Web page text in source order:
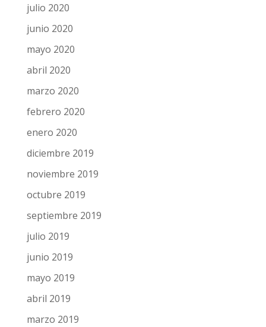
septiembre 2020
agosto 2020
julio 2020
junio 2020
mayo 2020
abril 2020
marzo 2020
febrero 2020
enero 2020
diciembre 2019
noviembre 2019
octubre 2019
septiembre 2019
julio 2019
junio 2019
mayo 2019